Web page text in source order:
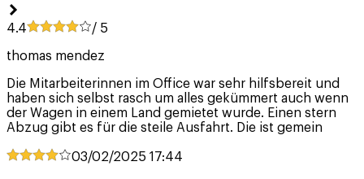
4.4 / 5
thomas mendez
Die Mitarbeiterinnen im Office war sehr hilfsbereit und
haben sich selbst rasch um alles gekümmert auch wenn
der Wagen in einem Land gemietet wurde. Einen stern
Abzug gibt es für die steile Ausfahrt. Die ist gemein
03/02/2025 17:44